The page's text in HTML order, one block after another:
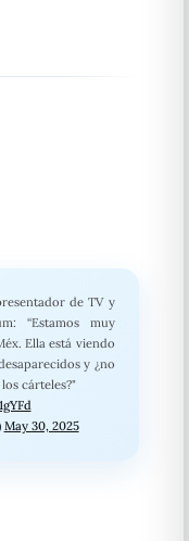
de TV y
“Estamos muy
Ella está viendo
y ¿no
cárteles?"
May 30, 2025